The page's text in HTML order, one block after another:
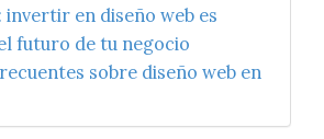
invertir en diseño web es
futuro de tu negocio
sobre diseño web en